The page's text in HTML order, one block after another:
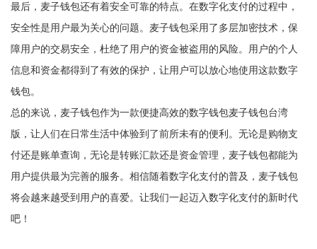
最后，麦子钱包还有着安全可靠的特点。在数字化支付的过程中，
安全性是用户最为关心的问题。麦子钱包采用了多层加密技术，保
障用户的交易安全，杜绝了用户的资金被盗用的风险。用户的个人
信息和资金都得到了有效的保护，让用户可以放心地使用这款数字
钱包。
总的来说，麦子钱包作为一款便捷高效的数字钱包麦子钱包台湾
版，让人们在日常生活中体验到了前所未有的便利。无论是购物支
付还是账单查询，无论是转账汇款还是资金管理，麦子钱包都能为
用户提供最为完善的服务。相信随着数字化支付的普及，麦子钱包
将会越来越受到用户的喜爱。让我们一起迈入数字化支付的新时代
吧！